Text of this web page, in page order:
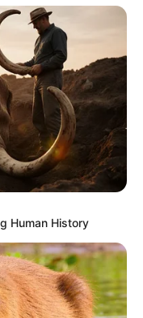
Human History